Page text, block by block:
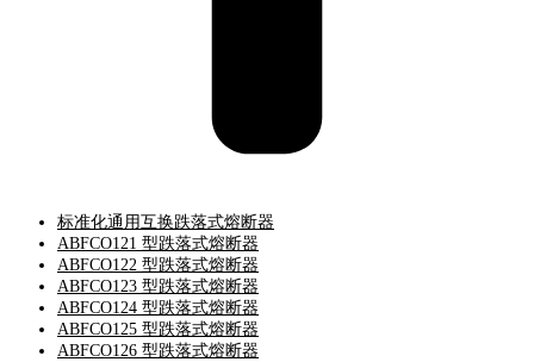
标准化通用互换跌落式熔断器
ABFCO121 型跌落式熔断器
ABFCO122 型跌落式熔断器
ABFCO123 型跌落式熔断器
ABFCO124 型跌落式熔断器
ABFCO125 型跌落式熔断器
ABFCO126 型跌落式熔断器